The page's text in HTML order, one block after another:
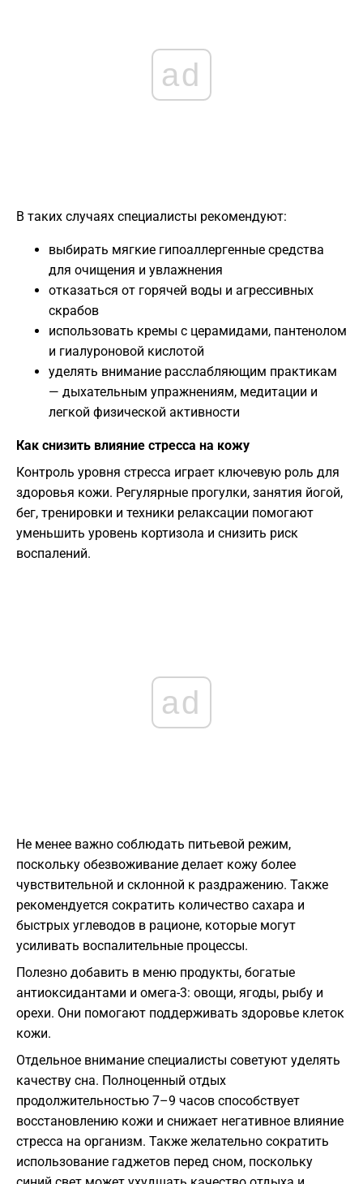
ad
В таких случаях специалисты рекомендуют:
выбирать мягкие гипоаллергенные средства
для очищения и увлажнения
отказаться от горячей воды и агрессивных
скрабов
использовать кремы с церамидами, пантенолом
и гиалуроновой кислотой
уделять внимание расслабляющим практикам
— дыхательным упражнениям, медитации и
легкой физической активности
Как снизить влияние стресса на кожу
Контроль уровня стресса играет ключевую роль для
здоровья кожи. Регулярные прогулки, занятия йогой,
бег, тренировки и техники релаксации помогают
уменьшить уровень кортизола и снизить риск
воспалений.
ad
Не менее важно соблюдать питьевой режим,
поскольку обезвоживание делает кожу более
чувствительной и склонной к раздражению. Также
рекомендуется сократить количество сахара и
быстрых углеводов в рационе, которые могут
усиливать воспалительные процессы.
Полезно добавить в меню продукты, богатые
антиоксидантами и омега-3: овощи, ягоды, рыбу и
орехи. Они помогают поддерживать здоровье клеток
кожи.
Отдельное внимание специалисты советуют уделять
качеству сна. Полноценный отдых
продолжительностью 7–9 часов способствует
восстановлению кожи и снижает негативное влияние
стресса на организм. Также желательно сократить
использование гаджетов перед сном, поскольку